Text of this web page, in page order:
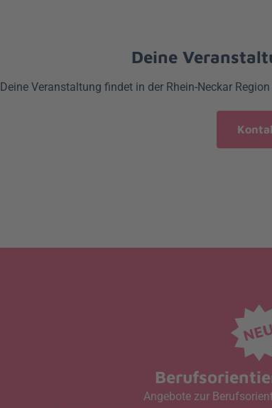
Deine
Deine Veranstaltung findet in der Rhein-Neckar
Angebote zur